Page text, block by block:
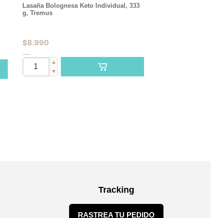
Lasaña Bolognesa Keto Individual, 333
g, Tremus
$8.990
▲
▼
Tracking
RASTREA TU PEDIDO